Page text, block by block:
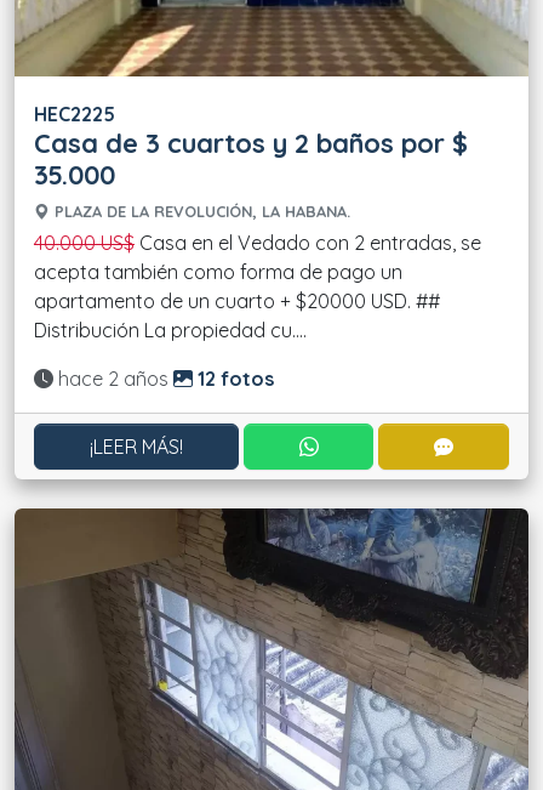
HEC2225
Casa de 3 cuartos y 2 baños por $
35.000
PLAZA DE LA REVOLUCIÓN, LA HABANA.
40.000 US$ Casa en el Vedado con 2 entradas, se
acepta también como forma de pago un
apartamento de un cuarto + $20000 USD. ##
Distribución La propiedad cu....
Actualizado:
hace 2 años 12 fotos
¡LEER MÁS! CONTACTAR POR